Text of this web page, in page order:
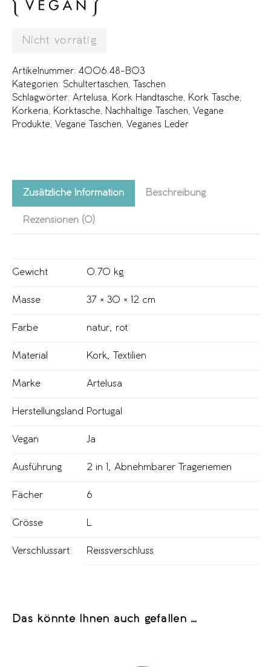
Nicht vorrätig
Artikelnummer: 4006.48-B03
Kategorien: Schultertaschen
Taschen
Schlagwörter: Artelusa Kork Handtasche Kork Tasche
Korkeria
Korktasche Nachhaltige Taschen
Vegane
Produkte
Vegane Taschen Veganes Leder
Zusätzliche Information Beschreibung
Rezensionen (0)
Gewicht 0.70 kg
Masse 37 × 30 × 12 cm
Farbe natur rot
Material Kork Textilien
Marke Artelusa
Herstellungsland Portugal
Vegan Ja
Ausführung 2 in 1 Abnehmbarer Trageriemen
Fächer 6
Grösse
Verschlussart Reissverschluss
Das könnte Ihnen auch gefallen …